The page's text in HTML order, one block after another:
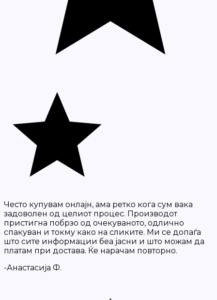
Често купувам онлајн, ама ретко кога сум вака
задоволен од целиот процес. Производот
пристигна побрзо од очекуваното, одлично
спакуван и токму како на сликите. Ми се допаѓа
што сите информации беа јасни и што можам да
платам при достава. Ќе нарачам повторно.
-Анастасија Ф.